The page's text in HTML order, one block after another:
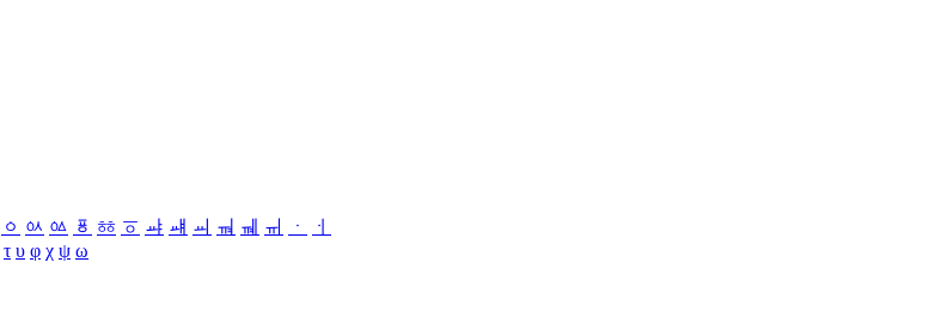
ㆁ ㆂ ㆃ ㆄ ㆅ ㆆ ㆇ ㆈ ㆉ ㆊ ㆋ ㆌ ㆍ
ㆎ
τ υ φ χ ψ ω